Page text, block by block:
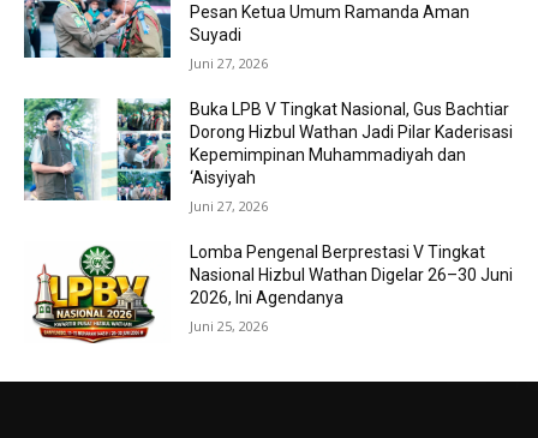
Pesan Ketua Umum Ramanda Aman
Suyadi
Juni 27, 2026
Buka LPB V Tingkat Nasional, Gus Bachtiar
Dorong Hizbul Wathan Jadi Pilar Kaderisasi
Kepemimpinan Muhammadiyah dan
‘Aisyiyah
Juni 27, 2026
Lomba Pengenal Berprestasi V Tingkat
Nasional Hizbul Wathan Digelar 26–30 Juni
2026, Ini Agendanya
Juni 25, 2026